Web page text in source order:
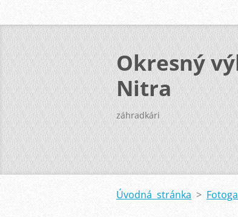
Okresný
Nitra
záhradkári
Úvodná stránka >